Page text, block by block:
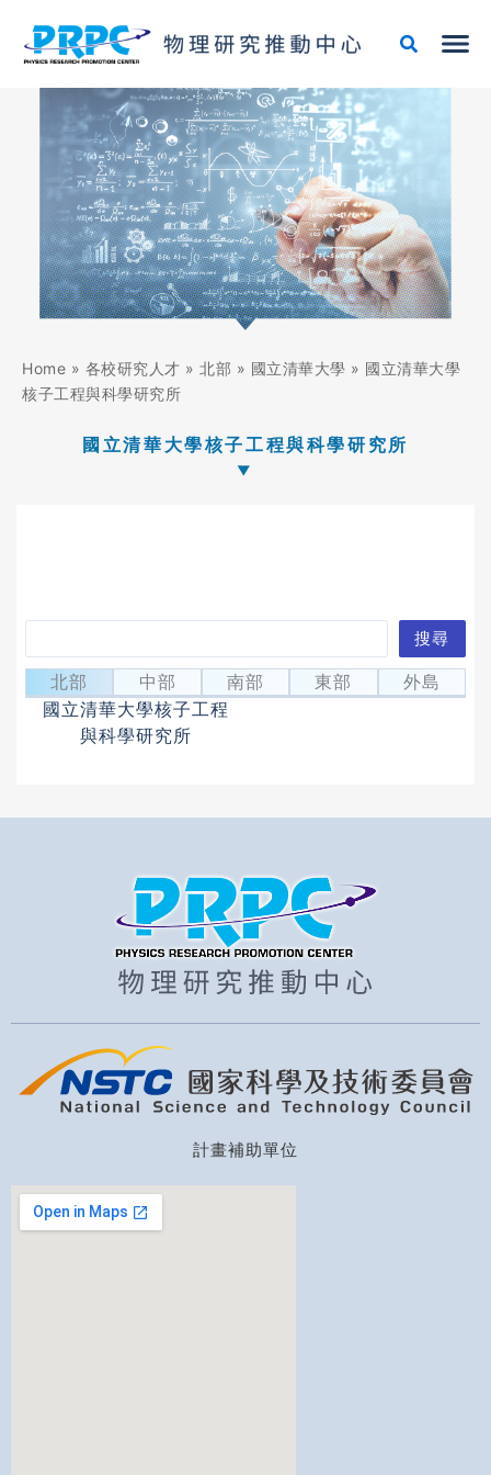
Home » 各校研究人才 » 北部 » 國立清華大學 » 國立清華大學
核子工程與科學研究所
國立清華大學核子工程與科學研究所
林明緯
Lin, Ming-Wei
國立清華大學核子工程
與科學研究所
尋
搜尋
北部 中部 南部 東部 外島
計畫補助單位